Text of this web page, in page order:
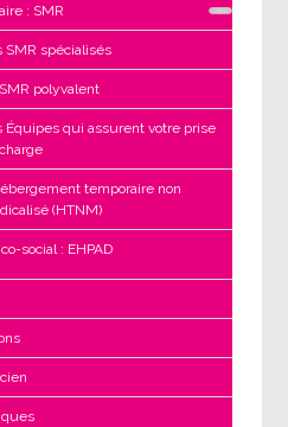
: SMR
SMR spécialisés
polyvalent
Équipes qui assurent votre prise
temporaire non
(HTNM)
social : EHPAD